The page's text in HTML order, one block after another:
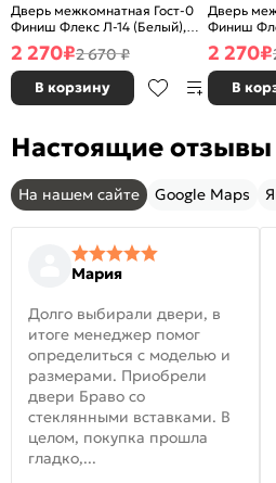
Дверь межкомнатная Гост-0
Финиш Флекс Л-14 (Белый),
глухая, каркасно-щитовая
2 270₽2 670 ₽
В корзину
Дверь
Финиш
щитовая
2 270₽
В
Настоящие отзывы
На нашем сайте Google Maps
Мария
Долго выбирали двери, в
итоге менеджер помог
определиться с моделью и
размерами. Приобрели
двери Браво со
стеклянными вставками. В
целом, покупка прошла
гладко,...